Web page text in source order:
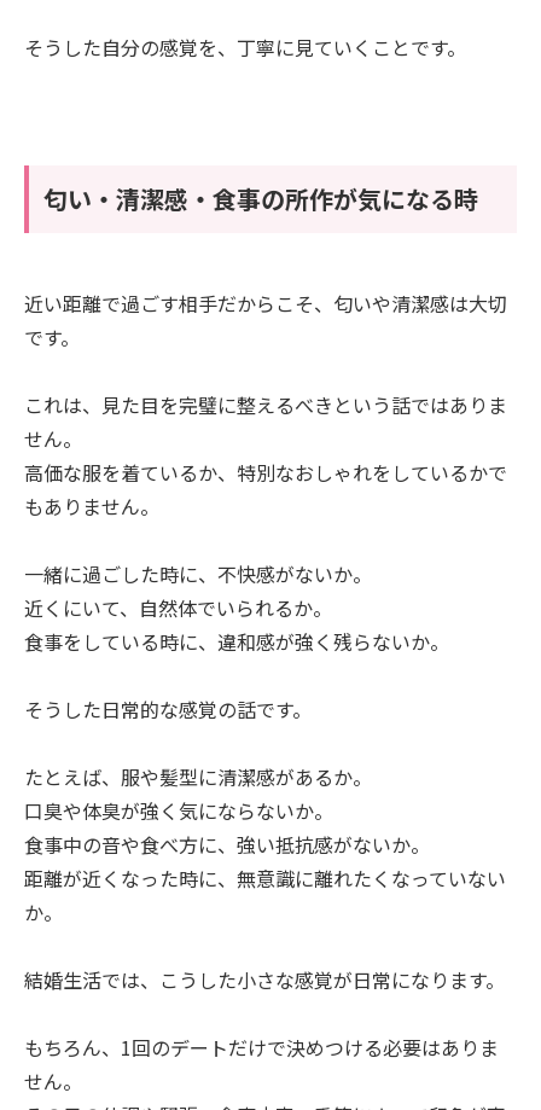
そうした自分の感覚を、丁寧に見ていくことです。
匂い・清潔感・食事の所作が気になる時
近い距離で過ごす相手だからこそ、匂いや清潔感は大切
です。
これは、見た目を完璧に整えるべきという話ではありま
せん。
高価な服を着ているか、特別なおしゃれをしているかで
もありません。
一緒に過ごした時に、不快感がないか。
近くにいて、自然体でいられるか。
食事をしている時に、違和感が強く残らないか。
そうした日常的な感覚の話です。
たとえば、服や髪型に清潔感があるか。
口臭や体臭が強く気にならないか。
食事中の音や食べ方に、強い抵抗感がないか。
距離が近くなった時に、無意識に離れたくなっていない
か。
結婚生活では、こうした小さな感覚が日常になります。
もちろん、1回のデートだけで決めつける必要はありま
せん。